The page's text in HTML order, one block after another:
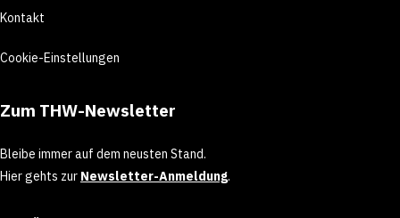
Kontakt
Cookie-Einstellungen
Zum THW-Newsletter
Bleibe immer auf dem neusten Stand.
Hier gehts zur Newsletter-Anmeldung.